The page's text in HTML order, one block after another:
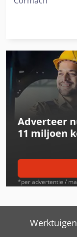
Cormach 9800
International 844
Max Holland
Max Holland
Max Holland
Max Holland
Max Holland
Mc Cormick C85
Adverteer
11 miljoen
*per advertentie /